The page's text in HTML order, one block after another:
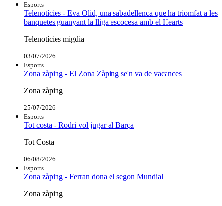
Esports
Telenotícies - Eva Olid, una sabadellenca que ha triomfat a les
banquetes guanyant la lliga escocesa amb el Hearts
Telenotícies migdia
03/07/2026
Esports
Zona zàping - El Zona Zàping se'n va de vacances
Zona zàping
25/07/2026
Esports
Tot costa - Rodri vol jugar al Barça
Tot Costa
06/08/2026
Esports
Zona zàping - Ferran dona el segon Mundial
Zona zàping